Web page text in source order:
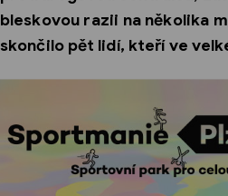
bleskovou razii na několika
skončilo pět lidí, kteří ve